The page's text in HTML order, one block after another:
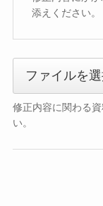
添えください。
ファイルを
修正内容に関わる
い。